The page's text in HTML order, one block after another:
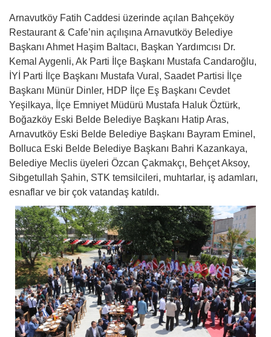
Arnavutköy Fatih Caddesi üzerinde açılan Bahçeköy
Restaurant & Cafe’nin açılışına Arnavutköy Belediye
Başkanı Ahmet Haşim Baltacı, Başkan Yardımcısı Dr.
Kemal Aygenli, Ak Parti İlçe Başkanı Mustafa Candaroğlu,
İYİ Parti İlçe Başkanı Mustafa Vural, Saadet Partisi İlçe
Başkanı Münür Dinler, HDP İlçe Eş Başkanı Cevdet
Yeşilkaya, İlçe Emniyet Müdürü Mustafa Haluk Öztürk,
Boğazköy Eski Belde Belediye Başkanı Hatip Aras,
Arnavutköy Eski Belde Belediye Başkanı Bayram Eminel,
Bolluca Eski Belde Belediye Başkanı Bahri Kazankaya,
Belediye Meclis üyeleri Özcan Çakmakçı, Behçet Aksoy,
Sibgetullah Şahin, STK temsilcileri, muhtarlar, iş adamları,
esnaflar ve bir çok vatandaş katıldı.